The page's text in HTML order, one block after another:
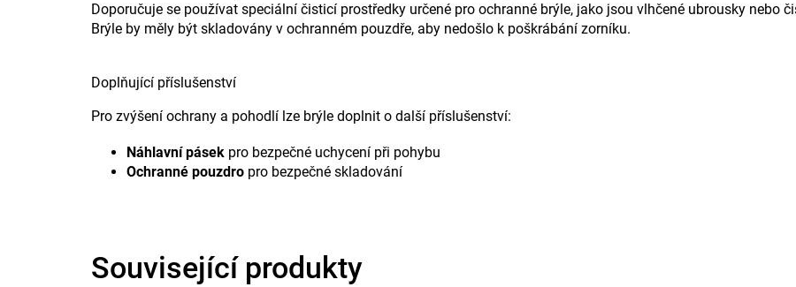
Související produkty
Doporučuje se používat speciální čisticí prostředky určené pro ochranné brýle, jako jsou vlhčené ubrousky nebo
Brýle by měly být skladovány v ochranném pouzdře, aby nedošlo k poškrábání zorníku.
Doplňující příslušenství
Pro zvýšení ochrany a pohodlí lze brýle doplnit o další příslušenství:
Náhlavní pásek pro bezpečné uchycení při pohybu
Ochranné pouzdro pro bezpečné skladování